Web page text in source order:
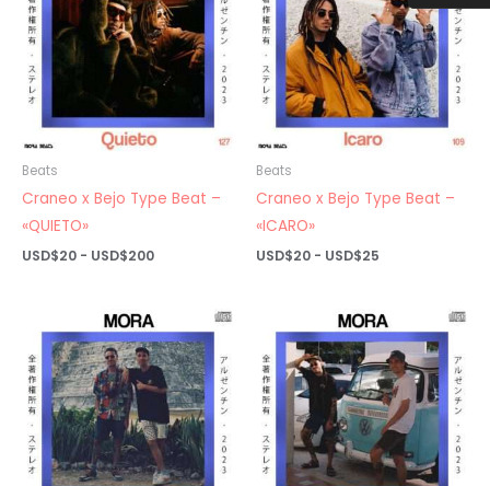
Beats
Craneo x Bejo Type Beat –
«QUIETO»
USD$20 - USD$200Rango
USD$20
hasta
USD$200
Beats
Craneo x Bejo Type Beat –
«ICARO»
USD$20 - USD$25
USD$20
hasta
USD$25